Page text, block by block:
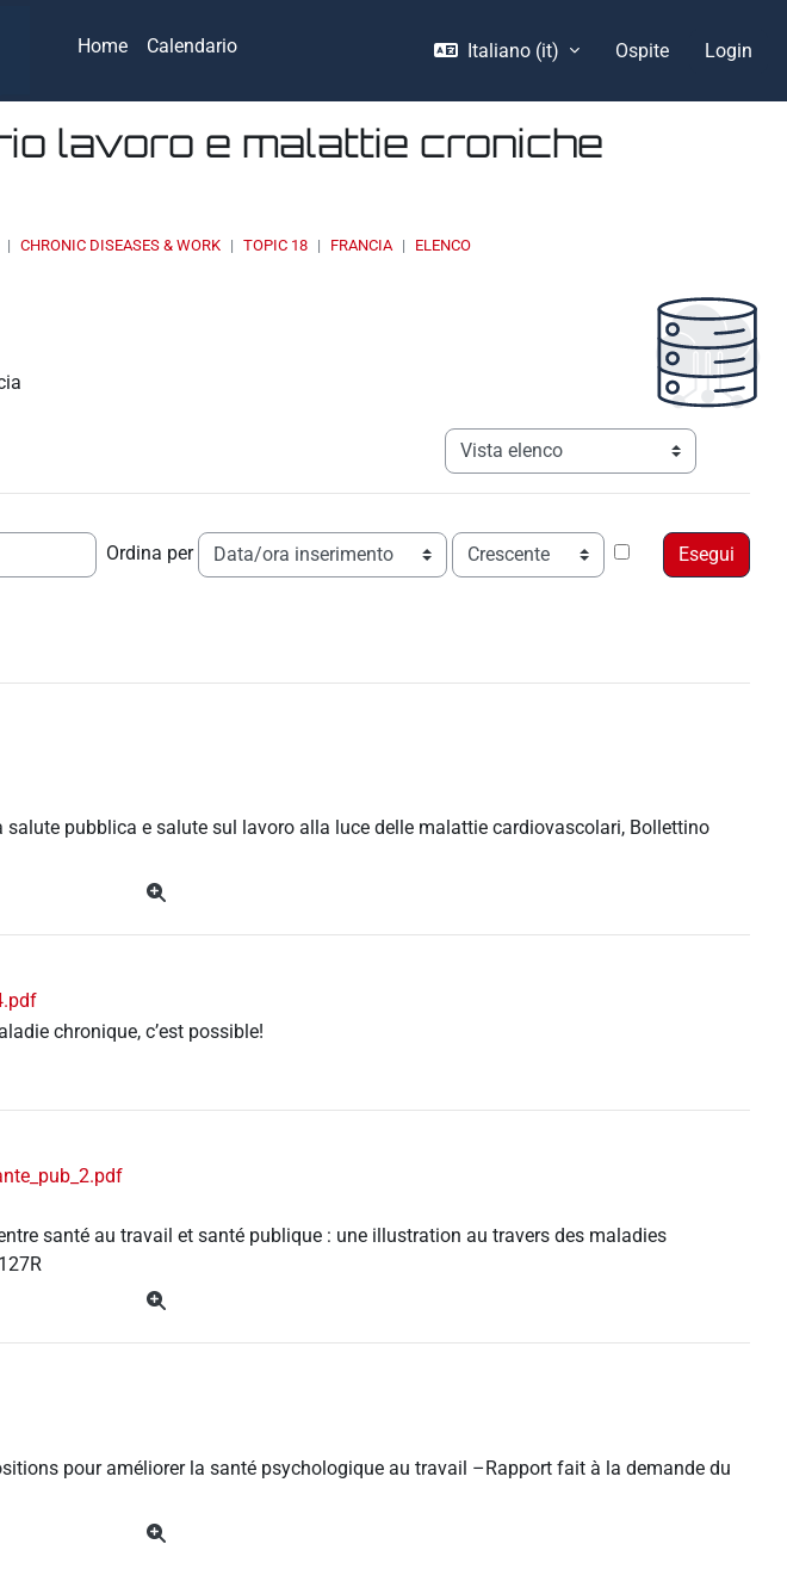
Home
Calendario Italiano ‎(it)‎ Ospite Login
lavoro e malattie croniche
CHRONIC DISEASES & WORK TOPIC 18 FRANCIA ELENCO
Navigazione terziaria modalità
Ordina per Ordine
salute pubblica e salute sul lavoro alla luce delle malattie cardiovascolari, Bollettino
chronique, c’est possible!
santé au travail et santé publique : une illustration au travers des maladies
pour améliorer la santé psychologique au travail –Rapport fait à la demande du